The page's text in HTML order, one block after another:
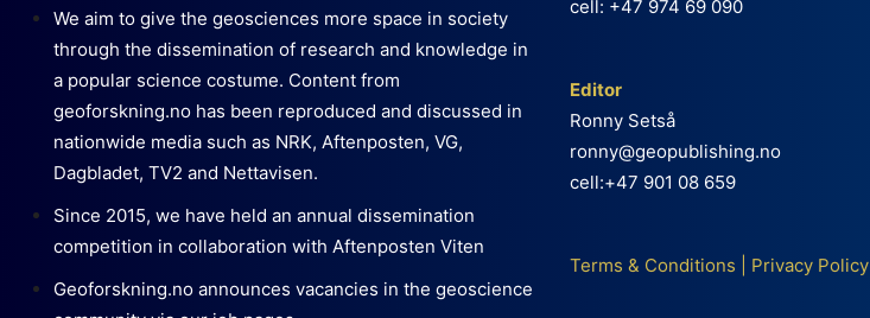
We aim to give the geosciences more space in society
through the dissemination of research and knowledge in
a popular science costume. Content from
geoforskning.no has been reproduced and discussed in
nationwide media such as NRK, Aftenposten, VG,
Dagbladet, TV2 and Nettavisen.
Since 2015, we have held an annual dissemination
competition in collaboration with Aftenposten Viten
Geoforskning.no announces vacancies in the geoscience
cell: +47 974 69 090
Editor
Ronny Setså
ronny@geopublishing.no
cell:+47 901 08 659
Terms & Conditions Privacy Policy